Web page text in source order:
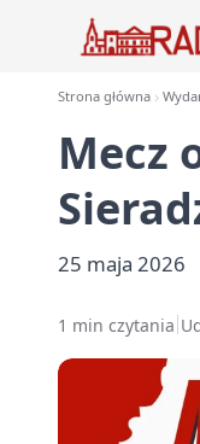
Strona główna
Mecz
25 maja 2026
1 min czytania